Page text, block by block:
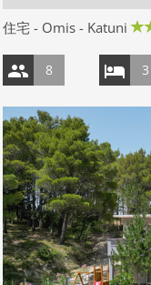
住宅 - Omis - Katuni
8 3